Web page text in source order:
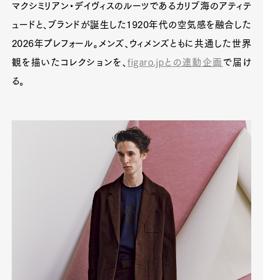
マクシミリアン・デイヴィスのルーツであるカリブ海のアティテ
ュードと、ブランドが誕生した1920年代の空気感を融合した
2026年プレフォール。メンズ、ウィメンズともに共通した世界
観を描いたコレクションを、figaro.jpとの連動企画 で届け
る。